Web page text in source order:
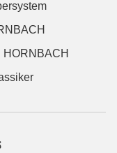
HORNBACH